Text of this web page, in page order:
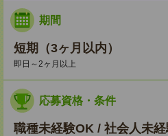
期間
短期（3ヶ月以内）
即日～2ヶ月以上
応募資格・条件
職種未経験OK / 社会人未